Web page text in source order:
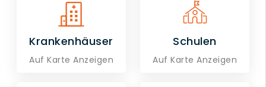
Krankenhäuser
Auf Karte Anzeigen
Schulen
Auf Karte Anzeigen